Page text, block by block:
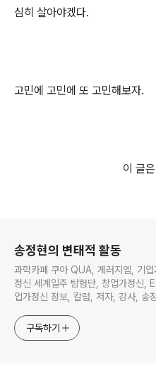
심히 살아야겠다.
고민에 고민에 또 고민해보자.
이 글은
송정현의 변태적 활동
과학카페 쿠아 QUA, 게러지엠, 기
정신 세계일주 탐험단, 창업가정신
업가정신 정보, 칼럼, 저자, 강사,
구독하기